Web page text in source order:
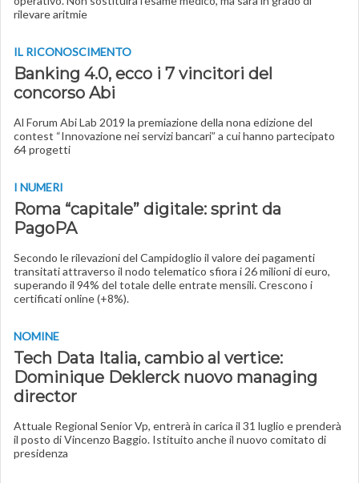
rilevare aritmie
IL RICONOSCIMENTO
Banking 4.0, ecco i 7 vincitori del
concorso Abi
Al Forum Abi Lab 2019 la premiazione della nona edizione del
contest “Innovazione nei servizi bancari” a cui hanno partecipato
64 progetti
I NUMERI
Roma “capitale” digitale: sprint da
PagoPA
Secondo le rilevazioni del Campidoglio il valore dei pagamenti
transitati attraverso il nodo telematico sfiora i 26 milioni di euro,
superando il 94% del totale delle entrate mensili. Crescono i
certificati online (+8%).
NOMINE
Tech Data Italia, cambio al vertice:
Dominique Deklerck nuovo managing
director
Attuale Regional Senior Vp, entrerà in carica il 31 luglio e prenderà
il posto di Vincenzo Baggio. Istituito anche il nuovo comitato di
presidenza